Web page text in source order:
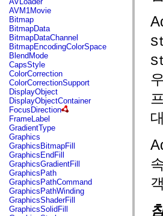
fl.rsl
fl.text
fl.transitions
fl.transitions.easing
fl.video
flash.accessibility
flash.concurrent
flash.crypto
flash.data
flash.desktop
flash.display
flash.display3D
flash.display3D.textures
flash.errors
flash.events
flash.external
flash.filesystem
flash.filters
flash.geom
flash.globalization
flash.html
flash.media
flash.net
flash.net.dns
AVM1Movie
Bitmap
BitmapData
BitmapDataChannel
BitmapEncodingColorSpace
BlendMode
CapsStyle
ColorCorrection
ColorCorrectionSupport
DisplayObject
DisplayObjectContainer
FocusDirection
FrameLabel
GradientType
Graphics
GraphicsBitmapFill
GraphicsEndFill
GraphicsGradientFill
GraphicsPath
GraphicsPathCommand
GraphicsPathWinding
GraphicsShaderFill
GraphicsSolidFill